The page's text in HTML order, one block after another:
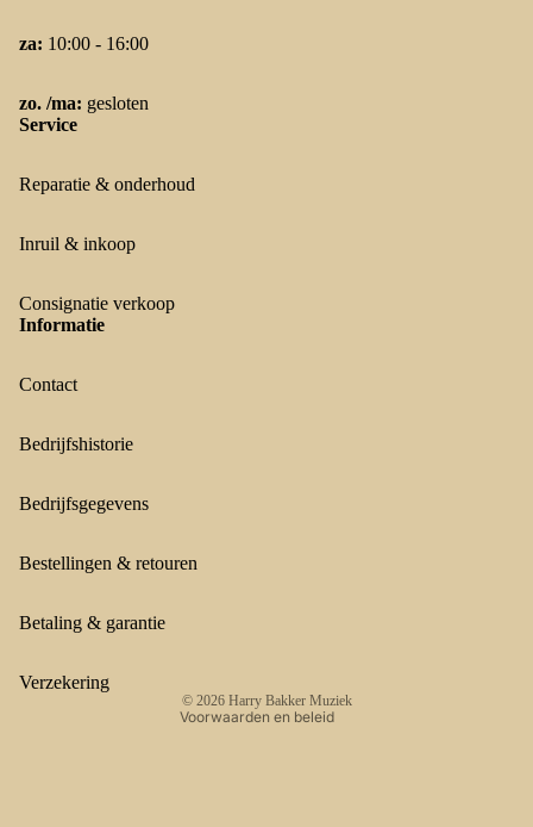
za: 10:00 - 16:00
zo. /ma: gesloten
Service
Reparatie & onderhoud
Inruil & inkoop
Consignatie verkoop
Informatie
Contact
Bedrijfshistorie
Bedrijfsgegevens
Bestellingen & retouren
Betaling & garantie
Verzekering
© 2026 Harry Bakker Muziek
Voorwaarden en beleid
Terugbetalingsbeleid
Algemene voorwaarden